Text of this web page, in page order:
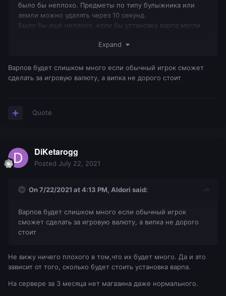
было бы неплохо. Предметы по типу булыжника или
земли можно удалять через 10 секунд.
Было бы ещё неплохо, если бы установку варпа могли
Разрешите флаг use для обычных игроков. Ничего
взаимодействовать с кнопками, дверьми и т.п.
Expand
Варпов будет слишком много если обычный игрок сможет
сделать за игровую валюту, а випка не дорого стоит
Quote
DiKetarogg
Posted July 22, 2021
On 7/22/2021 at 4:13 PM, Aldori said:
Варпов будет слишком много если обычный игрок
сможет сделать за игровую валюту, а випка не дорого
стоит
Не вижу ничего плохого в том,что их будет много. Да и это
зависит от того, сколько будет стоить установка варпа.
На сервере за 3 месяца нет магазина даже нормального.